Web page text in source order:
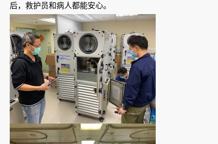
后，救护员和病人都能安心。